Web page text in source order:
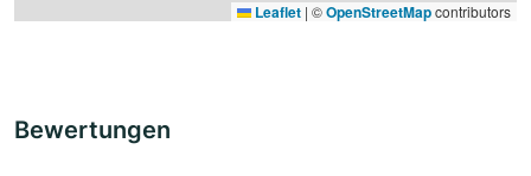
Leaflet | ©OpenStreetMapcontributors
Bewertungen